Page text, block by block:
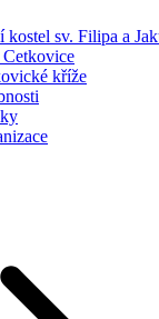
kostel sv. Filipa a
Cetkovice
kříže